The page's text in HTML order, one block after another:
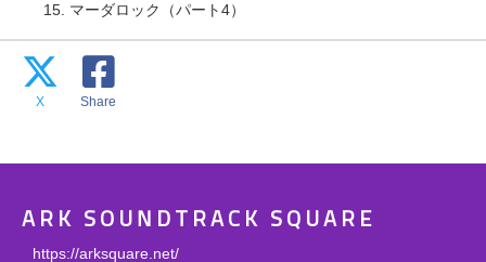
15. マーダロック（パート4）
X Share
ARK SOUNDTRACK SQUARE
https://arksquare.net/